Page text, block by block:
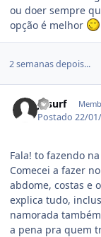
ou doer sempre
opção é melhor
2 semanas depois...
JJ surf
Postado22/
Fala! to fazendo
Comecei a fazer
abdome, costas e
explica tudo,
namorada
a pena pra quem